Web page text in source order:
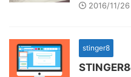
2016/11/26
stinger8